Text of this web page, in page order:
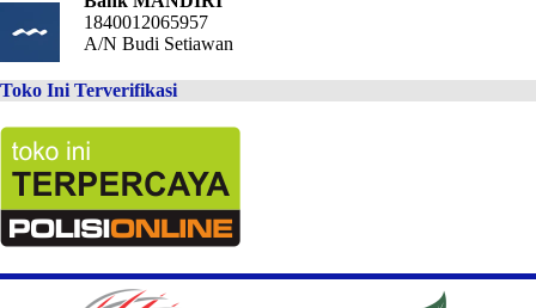
1840012065957
A/N Budi Setiawan
Toko Ini Terverifikasi